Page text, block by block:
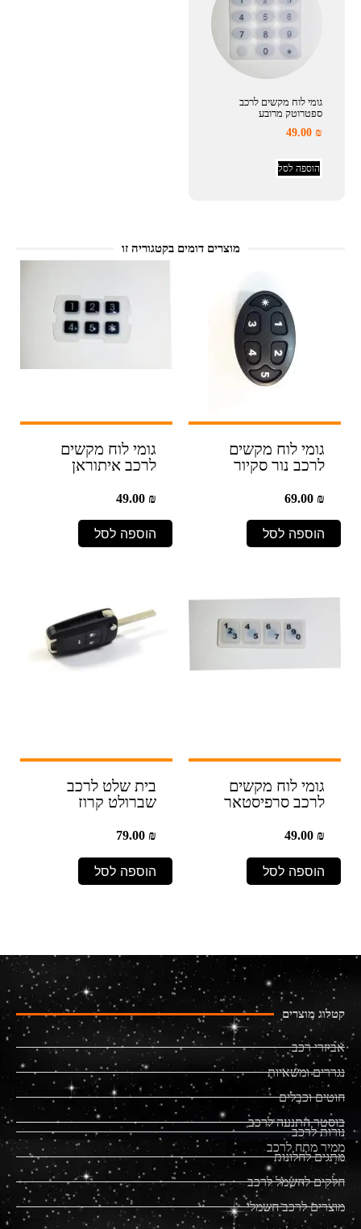
גומי לוח מקשים לרכב
ספטרוטק מרובע
49.00₪
הוספה לסל
מוצרים דומים בקטגוריה זו
גומי לוח מקשים
לרכב נור סקיור
69.00₪
הוספה לסל
גומי לוח מקשים
לרכב איתוראן
49.00₪
הוספה לסל
גומי לוח מקשים
לרכב סרפיסטאר
49.00₪
הוספה לסל
בית שלט לרכב
שברולט קרוז
79.00₪
הוספה לסל
קטלוג מוצרים
אביזרי רכב
נגררים ומשאיות
חוטים וכבלים
בוסטר התנעה לרכב
ממיר מתח לרכב
נורות לרכב
מתגים לחלונות
חלקים לחשמל לרכב
מוצרים לרכב חשמלי